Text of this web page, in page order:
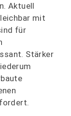
Aktuell
mit
für
Stärker